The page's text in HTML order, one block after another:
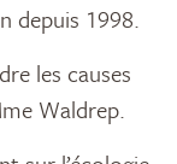
depuis 1998.
les causes
Waldrep.